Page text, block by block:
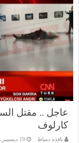
عاجل .. مقتل
كارلوف
نافذه دمياط 19 ديسمبر، 2016